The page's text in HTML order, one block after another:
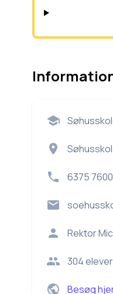
6375 7600
Rektor
304elever
Besøg